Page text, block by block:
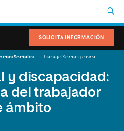
SOLICITA INFORMACIÓN
Sociales
y discapacidad:
del trabajador
ámbito